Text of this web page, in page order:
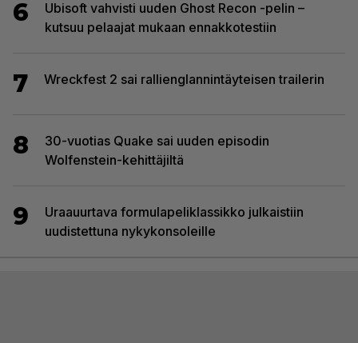
6
Ubisoft vahvisti uuden Ghost Recon -pelin –
kutsuu pelaajat mukaan ennakkotestiin
7 Wreckfest 2 sai rallienglannintäyteisen trailerin
8
30-vuotias Quake sai uuden episodin
Wolfenstein-kehittäjiltä
9
Uraauurtava formulapeliklassikko julkaistiin
uudistettuna nykykonsoleille